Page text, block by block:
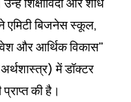
एमिटी बिजनेस स्कूल,
और आर्थिक विकास"
में डॉक्टर
की है।